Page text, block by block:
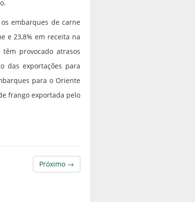
embarques de carne
e 23,8% em receita na
provocado atrasos
das exportações para
para o Oriente
frango exportada pelo
Próximo →